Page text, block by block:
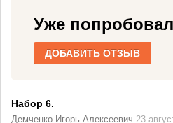
Уже
ДОБАВИТЬ ОТЗЫВ
Набор 6.
Демченко Игорь Алексеевич 23